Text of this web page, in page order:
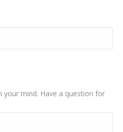
your mind. Have a question for